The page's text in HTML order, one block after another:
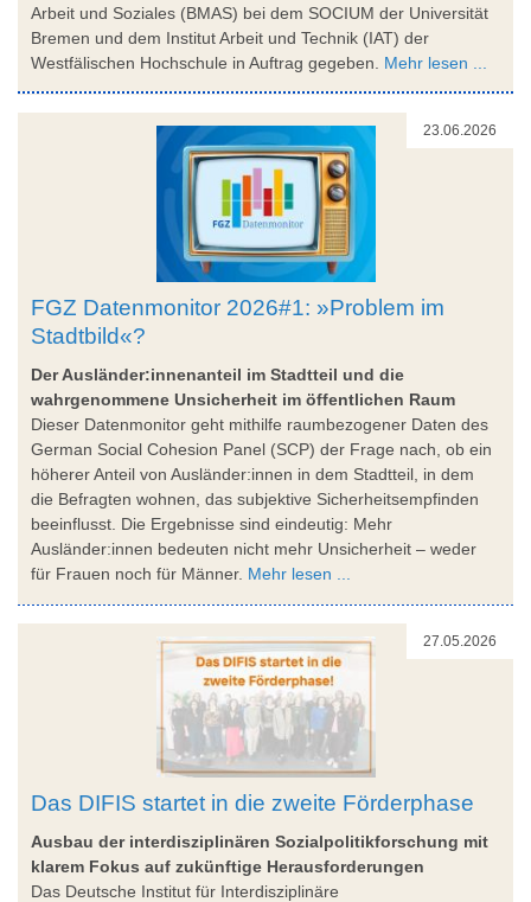
Arbeit und Soziales (BMAS) bei dem SOCIUM der Universität
Bremen und dem Institut Arbeit und Technik (IAT) der
Westfälischen Hochschule in Auftrag gegeben. Mehr lesen ...
23.06.2026
FGZ Datenmonitor 2026#1: »Problem im
Stadtbild«?
Der Ausländer:innenanteil im Stadtteil und die
wahrgenommene Unsicherheit im öffentlichen Raum
Dieser Datenmonitor geht mithilfe raumbezogener Daten des
German Social Cohesion Panel (SCP) der Frage nach, ob ein
höherer Anteil von Ausländer:innen in dem Stadtteil, in dem
die Befragten wohnen, das subjektive Sicherheitsempfinden
beeinflusst. Die Ergebnisse sind eindeutig: Mehr
Ausländer:innen bedeuten nicht mehr Unsicherheit – weder
für Frauen noch für Männer. Mehr lesen ...
27.05.2026
Das DIFIS startet in die zweite Förderphase
Ausbau der interdisziplinären Sozialpolitikforschung mit
klarem Fokus auf zukünftige Herausforderungen
Das Deutsche Institut für Interdisziplinäre